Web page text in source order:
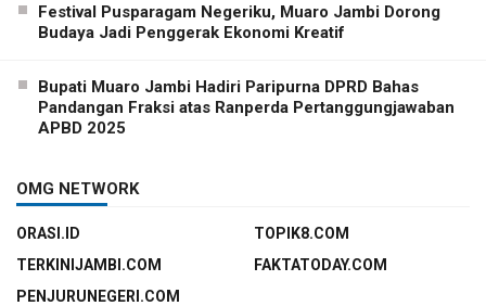
Festival Pusparagam Negeriku, Muaro Jambi Dorong
Budaya Jadi Penggerak Ekonomi Kreatif
Bupati Muaro Jambi Hadiri Paripurna DPRD Bahas
Pandangan Fraksi atas Ranperda Pertanggungjawaban
APBD 2025
OMG NETWORK
ORASI.ID
TOPIK8.COM
TERKINIJAMBI.COM
FAKTATODAY.COM
PENJURUNEGERI.COM